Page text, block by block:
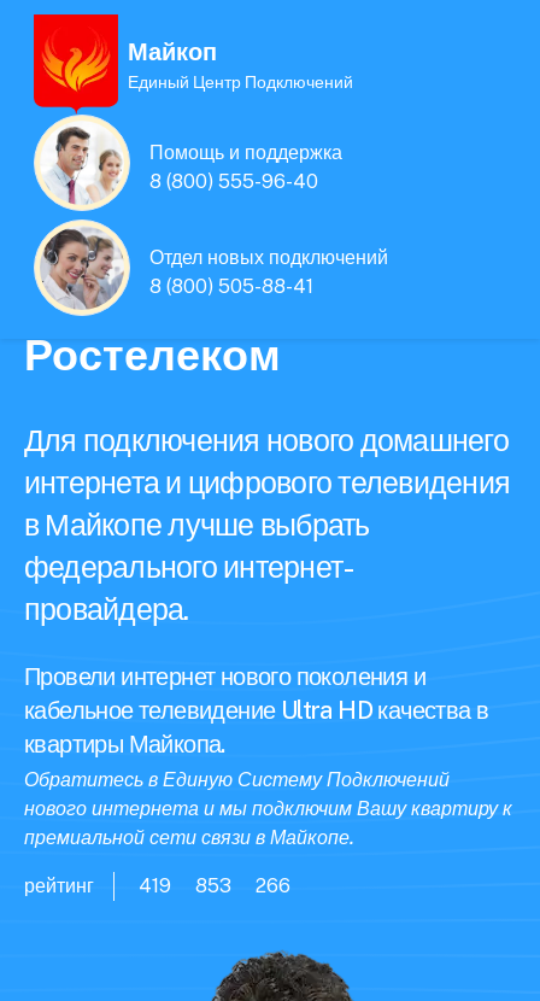
Майкоп
Единый Центр Подключений
Помощь и поддержка
8 (800) 555-96-40
Отдел новых подключений
8 (800) 505-88-41
Единая Система
Подключений
нового интернета и
телевидения
Ростелеком
Для подключения нового домашнего
интернета и цифрового телевидения
в Майкопе лучше выбрать
федерального интернет-
провайдера.
Провели интернет нового поколения и
кабельное телевидение Ultra HD качества в
квартиры Майкопа.
Обратитесь в Единую Систему Подключений
нового интернета и мы подключим Вашу квартиру к
премиальной сети связи в Майкопе.
рейтинг 419 853 266